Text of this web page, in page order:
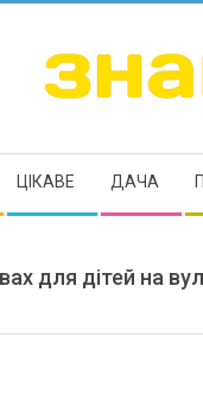
ЗНАЮ
ЦІКАВЕ ДАЧА
дітей на